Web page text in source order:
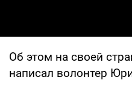
Об этом на своей
написал волонтер